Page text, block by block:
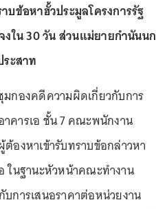
บข้อหาฮั้วประมูลโครงการรัฐ
ใน 30 วัน ส่วนแม่ยายกำนันนก
ะสาท
มกองคดีความผิดเกี่ยวกับการ
คารเอ ชั้น 7 คณะพนักงาน
งหาเข้ารับทราบข้อกล่าวหา
ในฐานะหัวหน้าคณะทำงาน
การเสนอราคาต่อหน่วยงาน